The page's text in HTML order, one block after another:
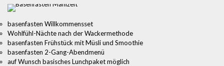
basenfasten Willkommensset
Wohlfühl-Nächte nach der Wackermethode
basenfasten Frühstück mit Müsli und Smoothie
basenfasten 2-Gang-Abendmenü
auf Wunsch basisches Lunchpaket möglich